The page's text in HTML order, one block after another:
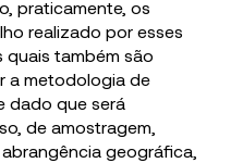
praticamente, os
realizado por esses
também são
a metodologia de
dado que será
de amostragem,
geográfica,